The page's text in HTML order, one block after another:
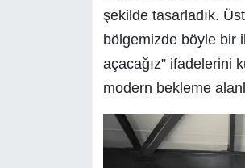
şekilde tasarladık.
bölgemizde böyle bir
açacağız” ifadelerini
modern bekleme